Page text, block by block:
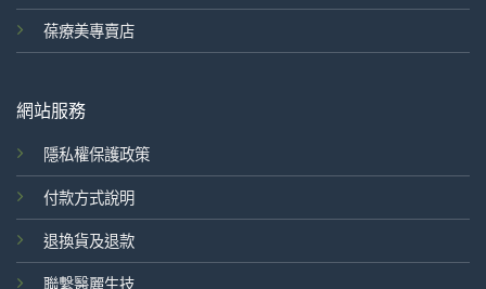
葆療美專賣店
網站服務
隱私權保護政策
付款方式說明
退換貨及退款
聯繫醫麗生技